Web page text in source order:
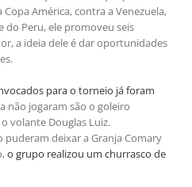
América, contra a Venezuela,
do Peru, ele promoveu seis
a ideia dele é dar oportunidades
para o torneio já foram
não jogaram são o goleiro
volante Douglas Luiz.
puderam deixar a Granja Comary
o grupo realizou um churrasco de